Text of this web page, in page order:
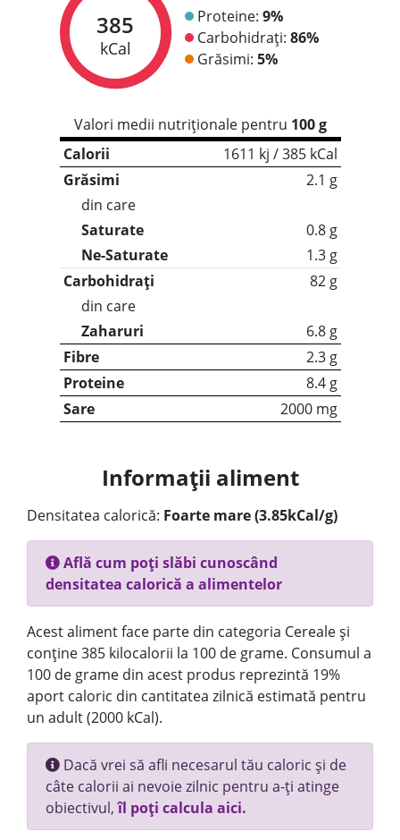
385
kCal
Proteine: 9%
Carbohidrați: 86%
Grăsimi: 5%
Valori medii nutriționale pentru 100 g
Calorii
1611 kj / 385 kCal
Grăsimi
2.1 g
din care
Saturate
0.8 g
Ne-Saturate
1.3 g
Carbohidrați
82 g
din care
Zaharuri
6.8 g
Fibre
2.3 g
Proteine
8.4 g
Sare
2000 mg
Informații aliment
Densitatea calorică: Foarte mare (3.85kCal/g)
Află cum poți slăbi cunoscând
densitatea calorică a alimentelor
Acest aliment face parte din categoria Cereale și
conține 385 kilocalorii la 100 de grame. Consumul a
100 de grame din acest produs reprezintă 19%
aport caloric din cantitatea zilnică estimată pentru
un adult (2000 kCal).
Dacă vrei să afli necesarul tău caloric și de
câte calorii ai nevoie zilnic pentru a-ți atinge
obiectivul,îl poți calcula aici.